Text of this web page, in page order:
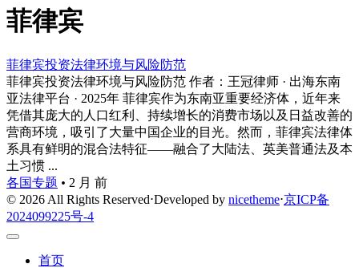
菲律宾
菲律宾投资法律环境与风险防范
菲律宾投资法律环境与风险防范 作者：王冠律师 · 出海东南
亚法律平台 · 2025年 菲律宾作为东南亚重要经济体，近年来
凭借其庞大的人口红利、持续增长的消费市场以及日益改善的
营商环境，吸引了大量中国企业的目光。然而，菲律宾法律体
系具有鲜明的混合法特征——融合了大陆法、英美普通法及本
土习惯 ...
各国专题 • 2 月 前
© 2026 All Rights Reserved⋅Developed by nicetheme⋅京ICP备
2024099225号-4
首页